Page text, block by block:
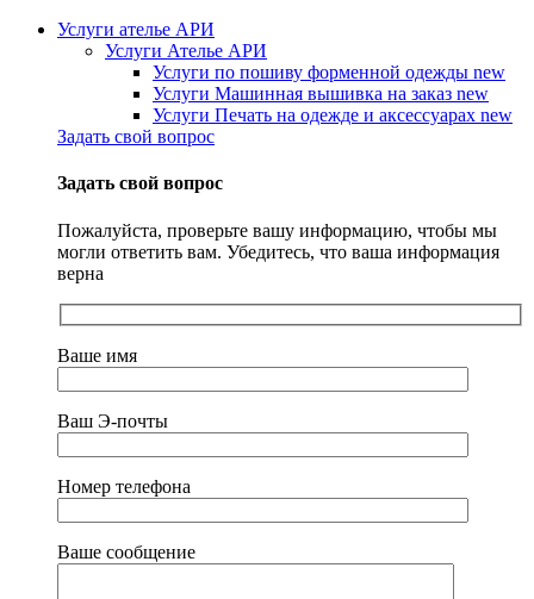
Услуги ателье АРИ
Услуги Ателье АРИ
Услуги по пошиву форменной одежды new
Услуги Машинная вышивка на заказ new
Услуги Печать на одежде и аксессуарах new
Задать свой вопрос
Задать свой вопрос
Пожалуйста, проверьте вашу информацию, чтобы мы
могли ответить вам. Убедитесь, что ваша информация
верна
Ваше имя
Ваш Э-почты
Номер телефона
Ваше сообщение